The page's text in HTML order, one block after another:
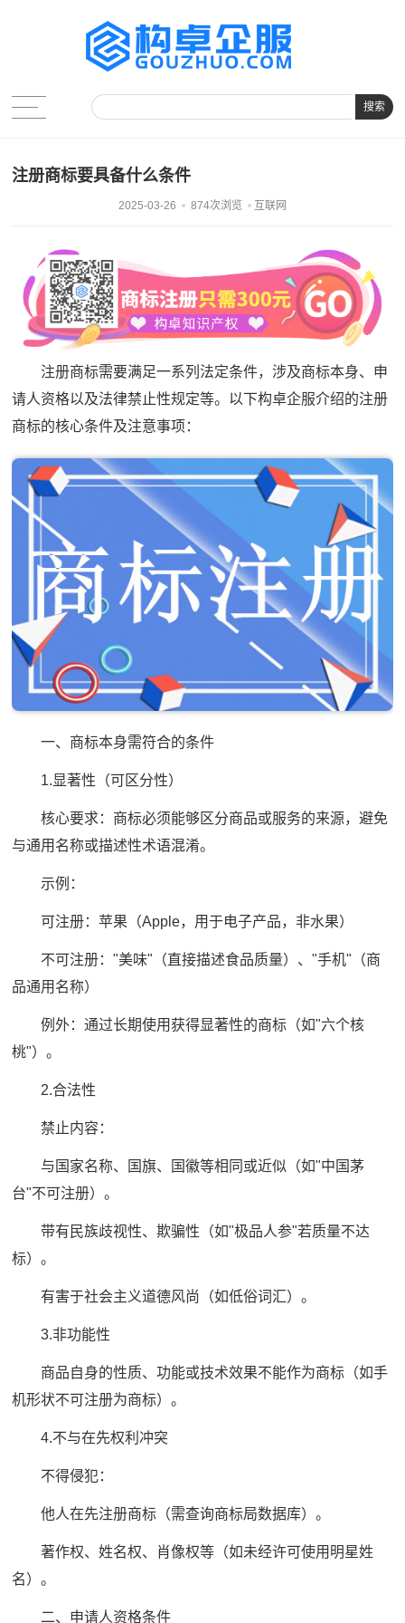
搜索
注册商标要具备什么条件
2025-03-26 874次浏览 互联网
注册商标需要满足一系列法定条件，涉及商标本身、申
请人资格以及法律禁止性规定等。以下构卓企服介绍的注册
商标的核心条件及注意事项：
一、商标本身需符合的条件
1.显著性（可区分性）
核心要求：商标必须能够区分商品或服务的来源，避免
与通用名称或描述性术语混淆。
示例：
可注册：苹果（Apple，用于电子产品，非水果）
不可注册："美味"（直接描述食品质量）、"手机"（商
品通用名称）
例外：通过长期使用获得显著性的商标（如"六个核
桃"）。
2.合法性
禁止内容：
与国家名称、国旗、国徽等相同或近似（如"中国茅
台"不可注册）。
带有民族歧视性、欺骗性（如"极品人参"若质量不达
标）。
有害于社会主义道德风尚（如低俗词汇）。
3.非功能性
商品自身的性质、功能或技术效果不能作为商标（如手
机形状不可注册为商标）。
4.不与在先权利冲突
不得侵犯：
他人在先注册商标（需查询商标局数据库）。
著作权、姓名权、肖像权等（如未经许可使用明星姓
名）。
二、申请人资格条件